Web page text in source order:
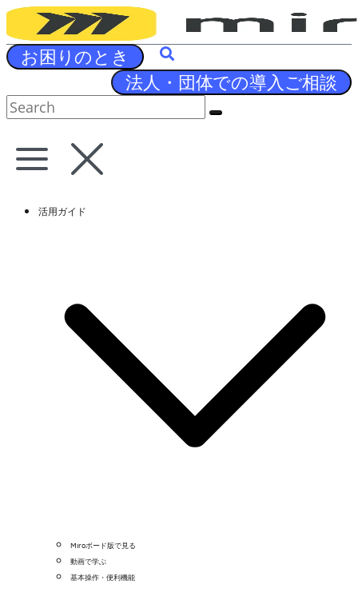
Skip
to
content
お困りのとき
法人・団体での導入ご相談
活用ガイド
Miroボード版で見る
動画で学ぶ
基本操作・便利機能